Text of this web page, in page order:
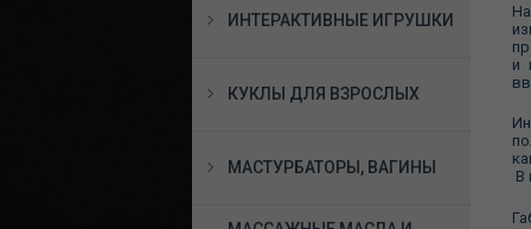
ИНТЕРАКТИВНЫЕ ИГРУШКИ
КУКЛЫ ДЛЯ ВЗРОСЛЫХ
МАСТУРБАТОРЫ, ВАГИНЫ
и
В